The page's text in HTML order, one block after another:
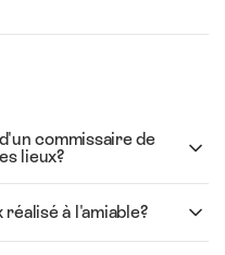
commissaire de
lieux?
à l'amiable?